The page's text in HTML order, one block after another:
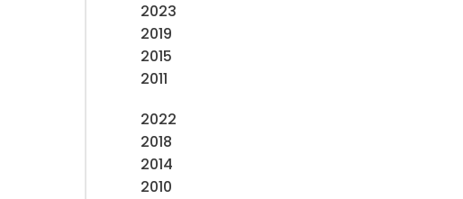
2023
2019
2015
2011
2022
2018
2014
2010